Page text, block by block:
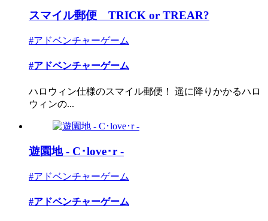
スマイル郵便 TRICK or TREAR?
#アドベンチャーゲーム
#アドベンチャーゲーム
ハロウィン仕様のスマイル郵便！ 遥に降りかかるハロ
ウィンの...
遊園地 - C･love･r -
#アドベンチャーゲーム
#アドベンチャーゲーム